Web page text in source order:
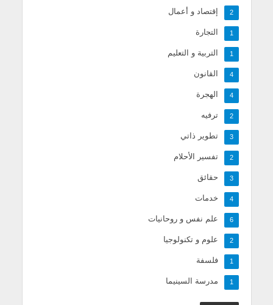
إقتصاد و أعمال 2
التجارة 1
التربية و التعليم 1
القانون 4
الهجرة 4
ترفيه 2
تطوير ذاتي 3
تفسير الأحلام 2
حقائق 3
خدمات 4
علم نفس و روحانيات 6
علوم و تكنولوجيا 2
فلسفة 1
مدرسة السينيما 1